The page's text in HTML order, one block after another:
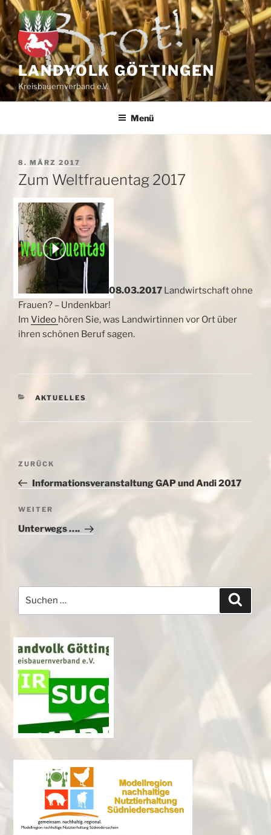
Zum
Inhalt
springen
LANDVOLK GÖTTINGEN
Kreisbauernverband e.V.
Menü
VERÖFFENTLICHT
AM
8. MÄRZ 2017
Zum Weltfrauentag 2017
08.03.2017 Landwirtschaft ohne
Frauen? – Undenkbar!
Im Video hören Sie, was Landwirtinnen vor Ort über
ihren schönen Beruf sagen.
KATEGORIEN
AKTUELLES
Beitragsnavigation
Vorheriger
Beitrag
ZURÜCK
Informationsveranstaltung GAP und Andi 2017
Nächster
Beitrag
WEITER
Unterwegs ….
nach: